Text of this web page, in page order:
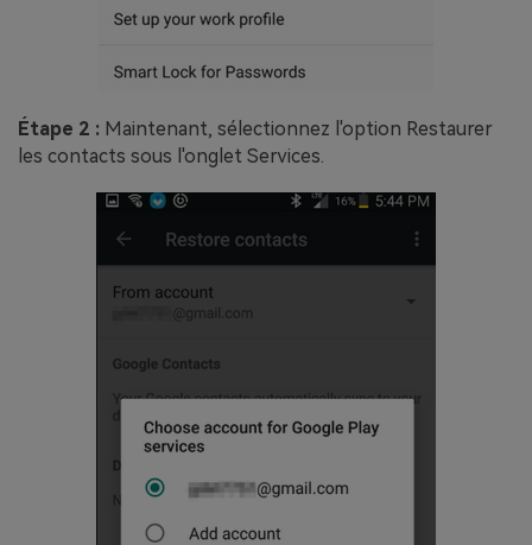
Étape 2 : Maintenant, sélectionnez l'option Restaurer
les contacts sous l'onglet Services.